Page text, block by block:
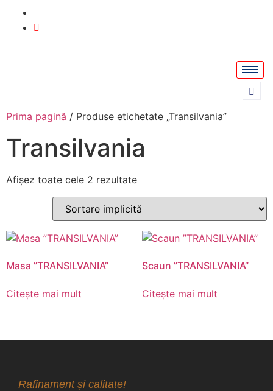
Prima pagină / Produse etichetate „Transilvania”
Transilvania
Afișez toate cele 2 rezultate
Masa ”TRANSILVANIA”
Citește mai mult
Scaun ”TRANSILVANIA”
Citește mai mult
Rafinament și calitate!